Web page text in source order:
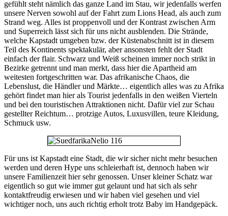
gefühlt steht nämlich das ganze Land im Stau, wir jedenfalls werfen
unsere Nerven sowohl auf der Fahrt zum Lions Head, als auch zum
Strand weg. Alles ist proppenvoll und der Kontrast zwischen Arm
und Superreich lässt sich für uns nicht ausblenden. Die Strände,
welche Kapstadt umgeben bzw. der Küstenabschnitt ist in diesem
Teil des Kontinents spektakulär, aber ansonsten fehlt der Stadt
einfach der flair. Schwarz und Weiß scheinen immer noch strikt in
Bezirke getrennt und man merkt, dass hier die Apartheid am
weitesten fortgeschritten war. Das afrikanische Chaos, die
Lebenslust, die Händler und Märkte… eigentlich alles was zu Afrika
gehört findet man hier als Tourist jedenfalls in den weißen Vierteln
und bei den touristischen Attraktionen nicht. Dafür viel zur Schau
gestellter Reichtum… protzige Autos, Luxusvillen, teure Kleidung,
Schmuck usw.
Für uns ist Kapstadt eine Stadt, die wir sicher nicht mehr besuchen
werden und deren Hype uns schleierhaft ist, dennoch haben wir
unsere Familienzeit hier sehr genossen. Unser kleiner Schatz war
eigentlich so gut wie immer gut gelaunt und hat sich als sehr
kontaktfreudig erwiesen und wir haben viel gesehen und viel
wichtiger noch, uns auch richtig erholt trotz Baby im Handgepäck.